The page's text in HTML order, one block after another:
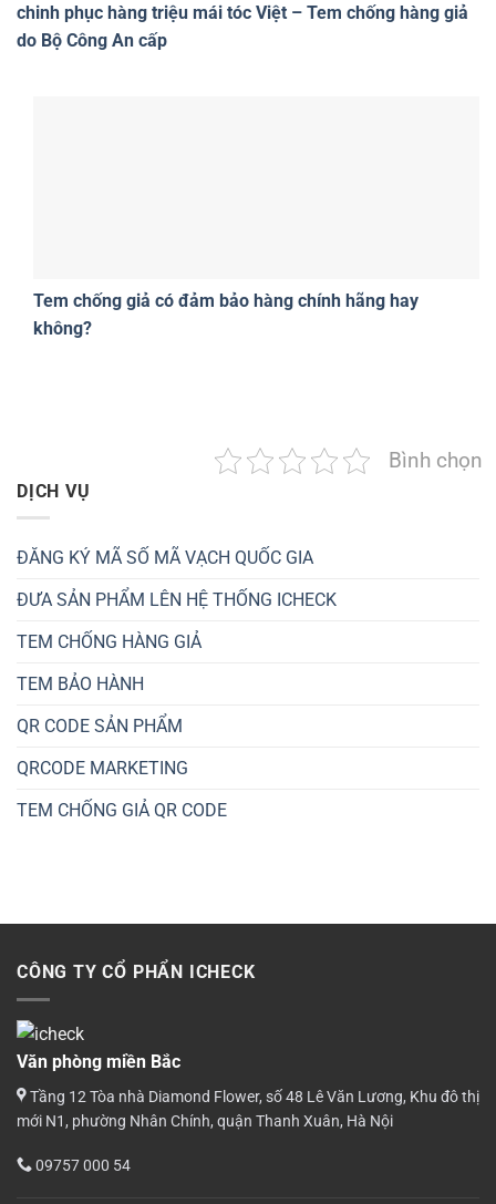
chinh phục hàng triệu mái tóc Việt – Tem chống hàng giả
do Bộ Công An cấp
Tem chống giả có đảm bảo hàng chính hãng hay
không?
Bình chọn
DỊCH VỤ
ĐĂNG KÝ MÃ SỐ MÃ VẠCH QUỐC GIA
ĐƯA SẢN PHẨM LÊN HỆ THỐNG ICHECK
TEM CHỐNG HÀNG GIẢ
TEM BẢO HÀNH
QR CODE SẢN PHẨM
QRCODE MARKETING
TEM CHỐNG GIẢ QR CODE
CÔNG TY CỔ PHẨN ICHECK
Văn phòng miền Bắc
Tầng 12 Tòa nhà Diamond Flower, số 48 Lê Văn Lương, Khu đô thị
mới N1, phường Nhân Chính, quận Thanh Xuân, Hà Nội
09757 000 54